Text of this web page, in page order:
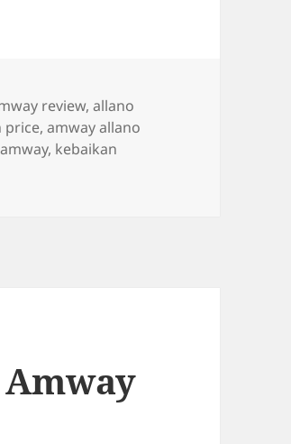
review,allano
price,amway allano
, kebaikan